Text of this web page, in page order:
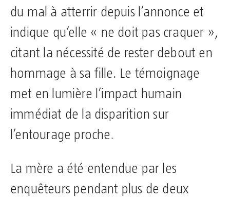
du mal à atterrir depuis l’annonce et
indique qu’elle « ne doit pas craquer »,
citant la nécessité de rester debout en
hommage à sa fille. Le témoignage
met en lumière l’impact humain
immédiat de la disparition sur
l’entourage proche.
La mère a été entendue par les
enquêteurs pendant plus de deux